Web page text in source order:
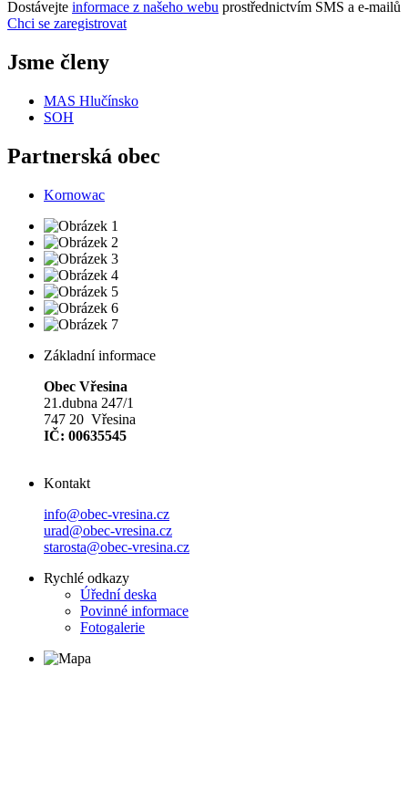
Dostávejte informace z našeho webu prostřednictvím SMS a e-mailů
Chci se zaregistrovat
Jsme členy
MAS Hlučínsko
SOH
Partnerská obec
Kornowac
Základní informace
Obec Vřesina
21.dubna 247/1
747 20 Vřesina
IČ: 00635545
Kontakt
info@obec-vresina.cz
urad@obec-vresina.cz
starosta@obec-vresina.cz
Rychlé odkazy
Úřední deska
Povinné informace
Fotogalerie